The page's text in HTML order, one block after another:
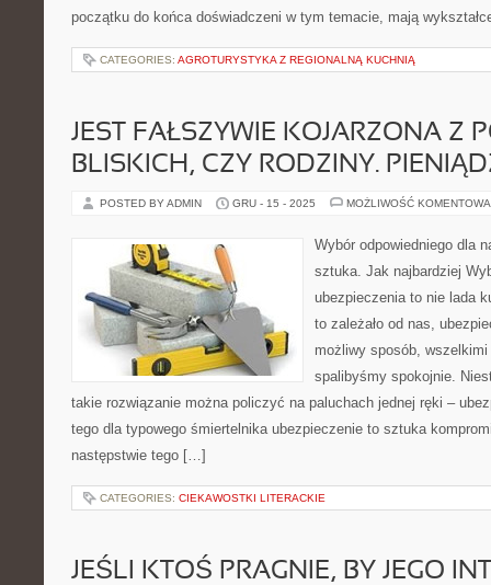
początku do końca doświadczeni w tym temacie, mają
CATEGORIES: AGROTURYSTYKA Z REGIONALNĄ KUCHNIĄ
JEST FAŁSZYWIE KOJARZONA Z
BLISKICH, CZY RODZINY.
POSTED BY ADMIN GRU - 15 - 2025 MOŻLIWOŚĆ
Wybór odpowiedniego dla
sztuka. Jak najbardziej
ubezpieczenia to nie lada
to zależało od nas,
możliwy sposób,
spalibyśmy spokojnie.
takie rozwiązanie można policzyć na paluchach jednej ręki –
tego dla typowego śmiertelnika ubezpieczenie to sztuka
następstwie tego […]
CATEGORIES: CIEKAWOSTKI LITERACKIE
JEŚLI KTOŚ PRAGNIE, BY JEGO